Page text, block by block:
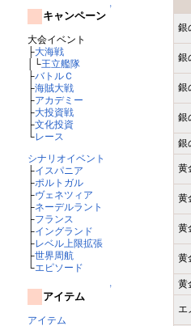
↑
キャンペーン
大会イベント
├大海戦
│└王立艦隊
├バトルＣ
├海賊大戦
├アカデミー
├大投資戦
├文化投資
└レース
シナリオイベント
├イスパニア
├ポルトガル
├ヴェネツィア
├ネーデルラント
├フランス
├イングランド
├レベル上限拡張
├世界周航
└エピソード
↑
アイテム
アイテム
銀
銀
銀
銀
銀
黄
黄
黄
黄
黄
エ